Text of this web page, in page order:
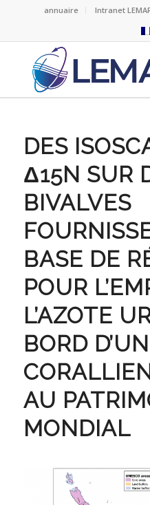
annuaire Intranet
DES
Δ15N SUR
BIVALVES
BASE DE
POUR
L’AZOTE
BORD
AU
MONDIAL